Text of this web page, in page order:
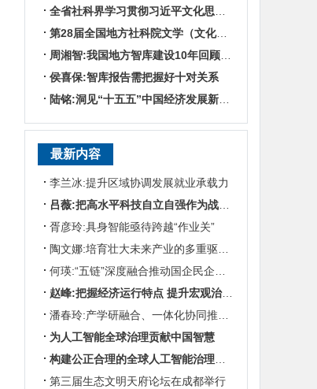
第28届全国地方社科院文学（文化）所所长联席会暨“数智时代地方文化IP建设”学术研讨
周湘智:我国地方智库建设10年回顾与展望
侯喜保:智库报告需把握好十对关系
陆铭:洞见“十五五”中国经济发展新趋势——对话上海交通大学中国发展研究院执行院长陆铭
最新内容
李兰冰:提升区域协调发展就业承载力
吕薇:把高水平科技自立自强作为战略支撑
胥彦玲:具身智能亟待跨越“作业关”
陶文娜:培育壮大未来产业的多重驱动机制
何瑛:“五链”深度融合推动国企民企协同发展
赵峰:把握经济运行特点 提升宏观治理效能
潘春玲:产学研融合、一体化协同推动农业科技创新
为人工智能全球治理贡献中国智慧
构建公正合理的全球人工智能治理体系
第三届生态文明天府论坛在成都举行